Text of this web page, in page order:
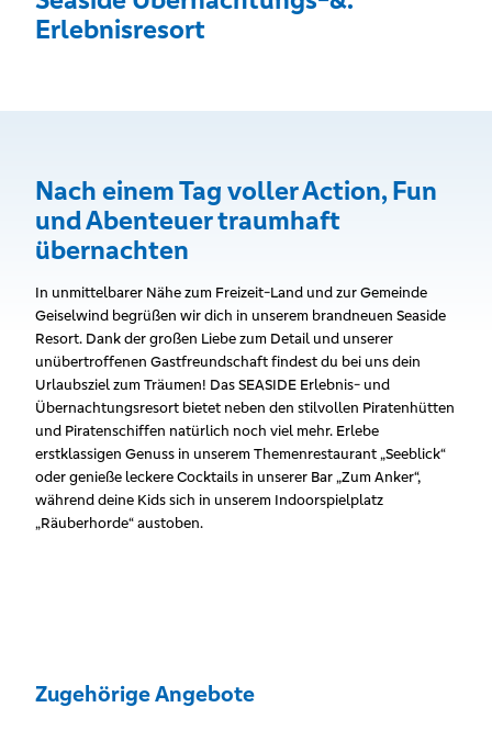
Erlebnisresort
Nach einem Tag voller Action, Fun
und Abenteuer traumhaft
übernachten
In unmittelbarer Nähe zum Freizeit-Land und zur Gemeinde
Geiselwind begrüßen wir dich in unserem brandneuen Seaside
Resort. Dank der großen Liebe zum Detail und unserer
unübertroffenen Gastfreundschaft findest du bei uns dein
Urlaubsziel zum Träumen! Das SEASIDE Erlebnis- und
Übernachtungsresort bietet neben den stilvollen Piratenhütten
und Piratenschiffen natürlich noch viel mehr. Erlebe
erstklassigen Genuss in unserem Themenrestaurant „Seeblick“
oder genieße leckere Cocktails in unserer Bar „Zum Anker“,
während deine Kids sich in unserem Indoorspielplatz
„Räuberhorde“ austoben.
Zugehörige Angebote